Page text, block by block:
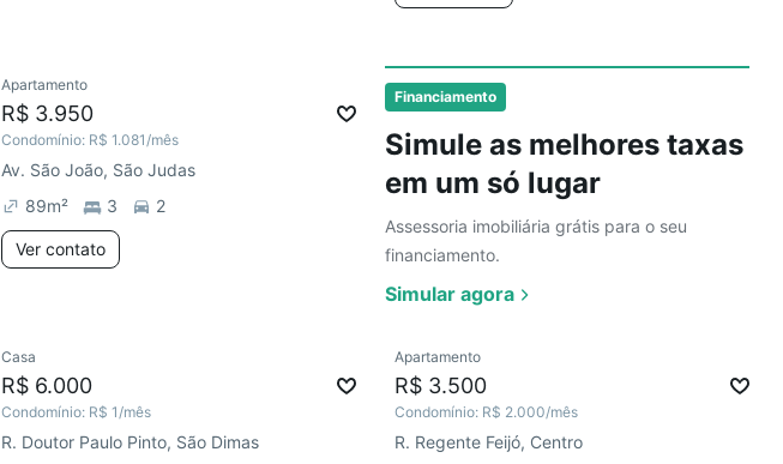
Financiamento
Simule as melhores taxas
em um só lugar
Assessoria imobiliária grátis para o seu
financiamento.
Simular agora
Ver
Redecorar
Apartamento
R$ 3.950
Condomínio: R$ 1.081/mês
Av. São João, São Judas
89m² 3 2
Ver contato
Casa
R$ 6.000
Condomínio: R$ 1/mês
R. Doutor Paulo Pinto, São Dimas
Apartamento
R$ 3.500
Condomínio: R$ 2.000/mês
R. Regente Feijó, Centro